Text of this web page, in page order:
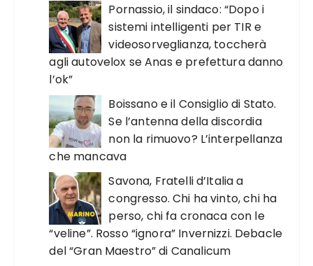
Pornassio, il sindaco: “Dopo i
sistemi intelligenti per TIR e
videosorveglianza, toccherà
agli autovelox se Anas e prefettura danno
l’ok”
Boissano e il Consiglio di Stato.
Se l’antenna della discordia
non la rimuovo? L’interpellanza
che mancava
Savona, Fratelli d’Italia a
congresso. Chi ha vinto, chi ha
perso, chi fa cronaca con le
“veline”. Rosso “ignora” Invernizzi. Debacle
del “Gran Maestro” di Canalicum